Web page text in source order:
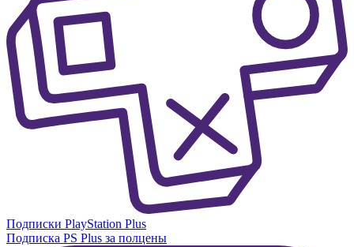
Подписки PlayStation Plus
Подписка PS Plus за полцены